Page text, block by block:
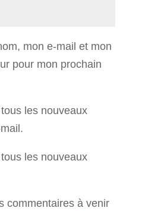
mon e-mail et mon
pour mon prochain
les nouveaux
les nouveaux
commentaires à venir